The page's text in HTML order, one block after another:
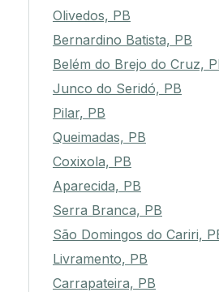
Cuitegi, PB
Olivedos, PB
Bernardino Batista, PB
Belém do Brejo do Cruz, PB
Junco do Seridó, PB
Pilar, PB
Queimadas, PB
Coxixola, PB
Aparecida, PB
Serra Branca, PB
São Domingos do Cariri, PB
Livramento, PB